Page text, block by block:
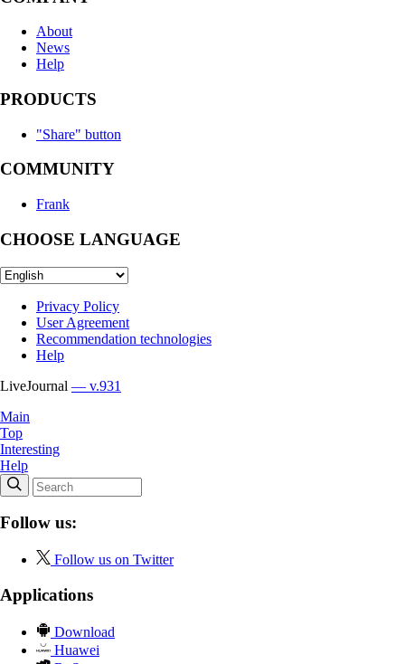
About
News
Help
PRODUCTS
"Share" button
COMMUNITY
Frank
CHOOSE LANGUAGE
Privacy Policy
User Agreement
Recommendation technologies
Help
LiveJournal — v.931
Main
Top
Interesting
Help
Follow us:
Follow us on Twitter
Applications
Download
Huawei